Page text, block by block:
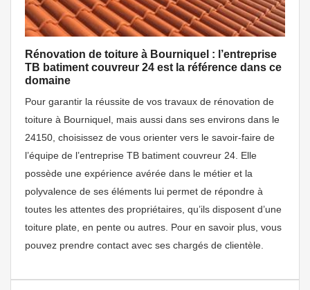
Rénovation de toiture à Bourniquel : l’entreprise
TB batiment couvreur 24 est la référence dans ce
domaine
Pour garantir la réussite de vos travaux de rénovation de
toiture à Bourniquel, mais aussi dans ses environs dans le
24150, choisissez de vous orienter vers le savoir-faire de
l’équipe de l’entreprise TB batiment couvreur 24. Elle
possède une expérience avérée dans le métier et la
polyvalence de ses éléments lui permet de répondre à
toutes les attentes des propriétaires, qu’ils disposent d’une
toiture plate, en pente ou autres. Pour en savoir plus, vous
pouvez prendre contact avec ses chargés de clientèle.